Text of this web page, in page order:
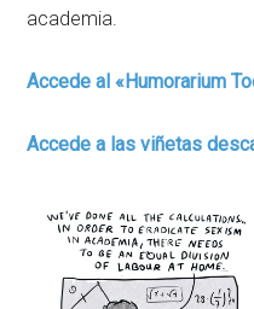
academia.
Accede al «Humorarium
Accede a las viñetas